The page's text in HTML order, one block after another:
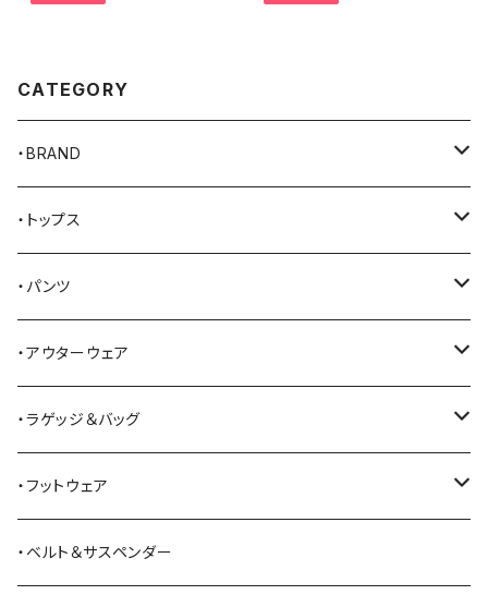
CATEGORY
・BRAND
AKER
Alden
ALFONSO'S OF HOLLYWOOD LEATHER
All American Khakis
American Optical
ANDERSON BEAN BOOT CO.
・トップス
Tシャツ
シャツ
ベスト
セーター
スウェットシャツ
・パンツ
ジーンズ
ワークパンツ
オーバーオール
ミリタリーパンツ
・アウターウェア
コート
ジャケット
ベスト
・ラゲッジ＆バッグ
トートバッグ
ショルダーバッグ
・フットウェア
ブーツ
・ベルト＆サスペンダー